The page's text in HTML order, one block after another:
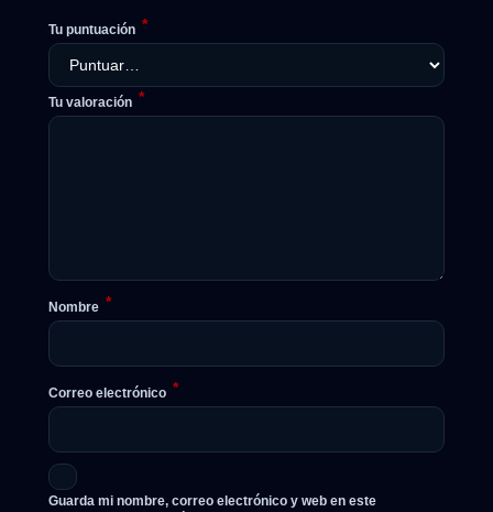
Tu puntuación *
Tu valoración *
Nombre *
Correo electrónico *
Guarda mi nombre, correo electrónico y web en este